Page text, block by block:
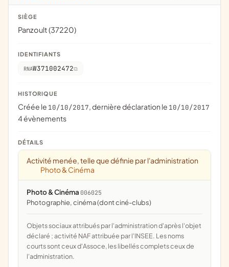
SIÈGE
Panzoult (37220)
IDENTIFIANTS
RNAW371002472
HISTORIQUE
Créée le 10/10/2017, dernière déclaration le 10/10/2017
4 évènements
DÉTAILS
Activité menée, telle que définie par l'administration
Photo & Cinéma
Photo & Cinéma 006025
photographie, cinéma (dont ciné-clubs)
Objets sociaux attribués par l'administration d'après l'objet
déclaré ; activité NAF attribuée par l'INSEE. Les noms
courts sont ceux d'Assoce, les libellés complets ceux de
l'administration.